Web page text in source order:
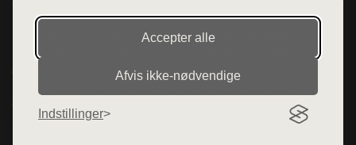
Accepter alle
Afvis ikke‑nødvendige
Indstillinger
Denne side er en del af want.dk, der udgiver en række
hjemmesider med præsentation af forskellige produkter fra
diverse webshops. Der sælges ikke varer fra denne side - vi
henviser til de shops, som sælger varen. Vi har heller ikke
varerne på lager.